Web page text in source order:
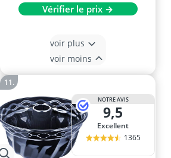
Vérifier le prix →
voir plus
voir moins
NOTRE AVIS
9,5
Excellent
1365